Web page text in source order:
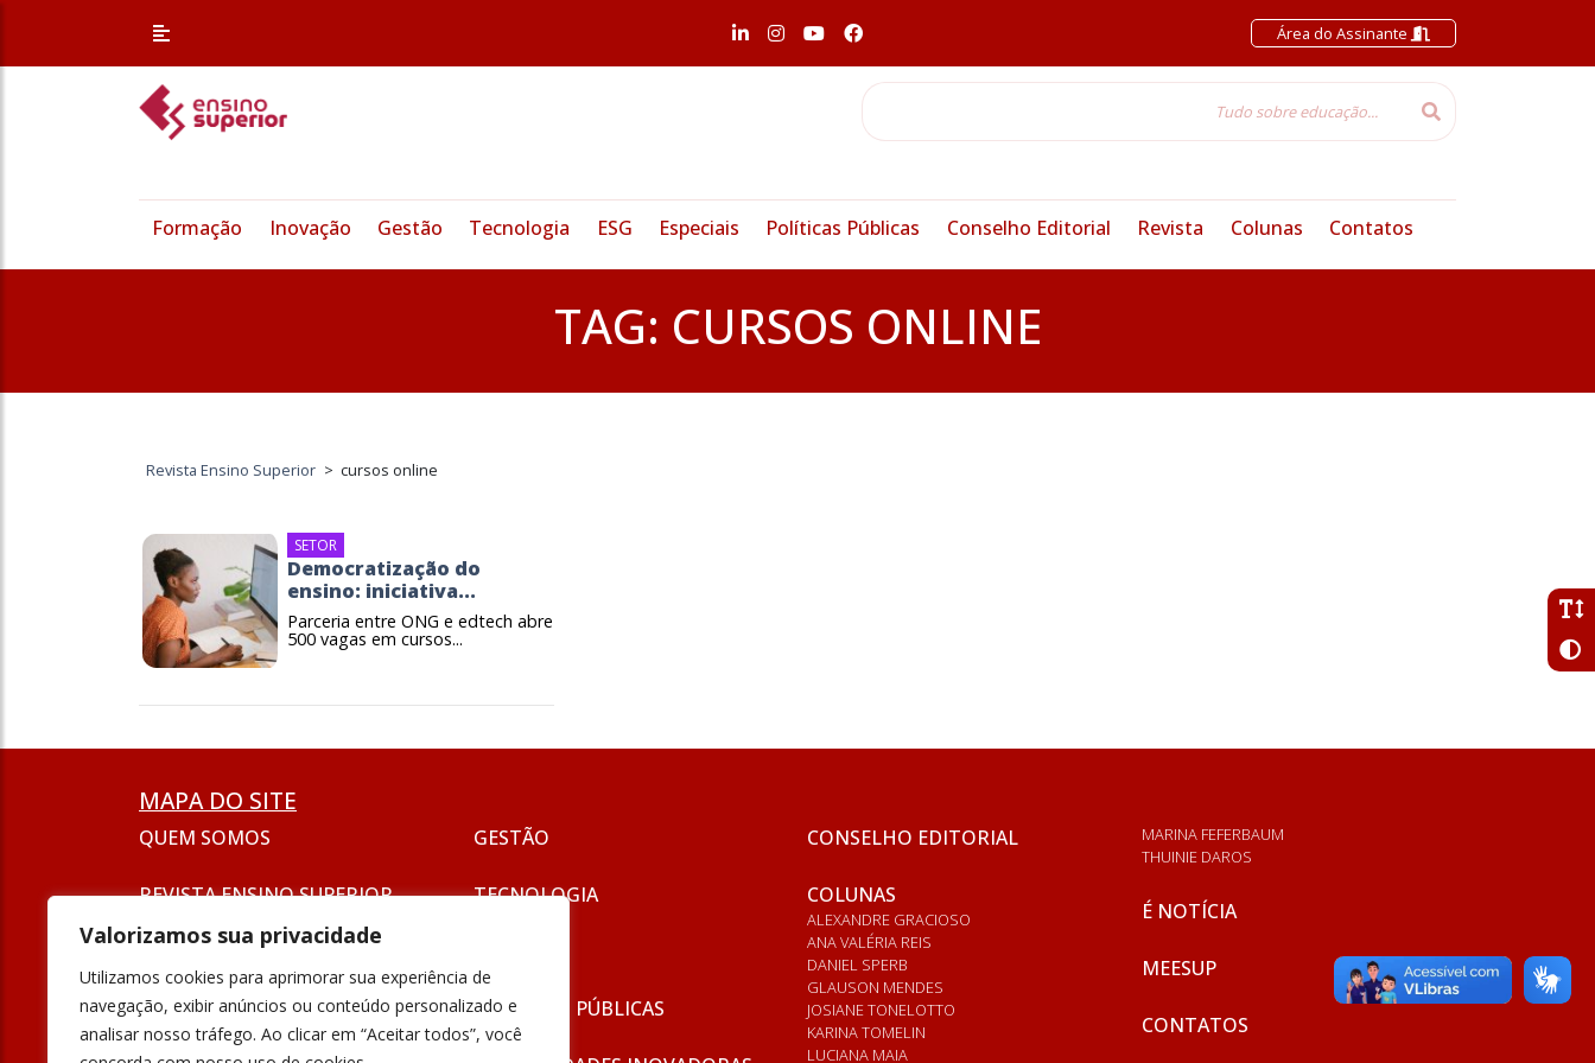
Valorizamos sua privacidade
Utilizamos cookies para aprimorar sua experiência de
navegação, exibir anúncios ou conteúdo personalizado e
analisar nosso tráfego. Ao clicar em “Aceitar todos”, você
Área do Assinante
Formação Inovação Gestão Tecnologia ESG Especiais Políticas Públicas Conselho Editorial Revista Colunas Contatos
TAG: CURSOS ONLINE
Revista Ensino Superior > cursos online
SETOR
Democratização do
ensino: iniciativa...
Parceria entre ONG e edtech abre
500 vagas em cursos...
MAPA DO SITE
QUEM SOMOS
REVISTA ENSINO SUPERIOR
SEJA UM ANUNCIANTE
FORMAÇÃO
INOVAÇÃO
GESTÃO
TECNOLOGIA
POLÍTICAS PÚBLICAS
CONSELHO EDITORIAL
COLUNAS
ALEXANDRE GRACIOSO
ANA VALÉRIA REIS
DANIEL SPERB
GLAUSON MENDES
JOSIANE TONELOTTO
KARINA TOMELIN
LUCIANA MAIA
MARINA FEFERBAUM
THUINIE DAROS
É NOTÍCIA
MEESUP
CONTATOS